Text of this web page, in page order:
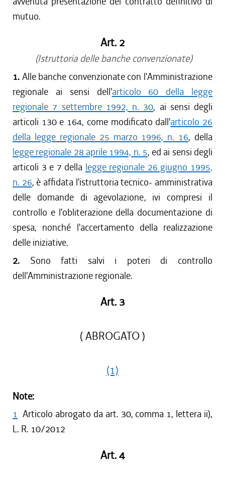
mutuo.
Art. 2
(Istruttoria delle banche convenzionate)
1. Alle banche convenzionate con l'Amministrazione
regionale ai sensi dell'articolo 60 della legge
regionale 7 settembre 1992, n. 30, ai sensi degli
articoli 130 e 164, come modificato dall'articolo 26
della legge regionale 25 marzo 1996, n. 16, della
legge regionale 28 aprile 1994, n. 5, ed ai sensi degli
articoli 3 e 7 della legge regionale 26 giugno 1995,
n. 26, è affidata l'istruttoria tecnico- amministrativa
delle domande di agevolazione, ivi compresi il
controllo e l'obliterazione della documentazione di
spesa, nonché l'accertamento della realizzazione
delle iniziative.
2. Sono fatti salvi i poteri di controllo
dell'Amministrazione regionale.
Art. 3
( ABROGATO )
(1)
Note:
1 Articolo abrogato da art. 30, comma 1, lettera ii),
L. R. 10/2012
Art. 4